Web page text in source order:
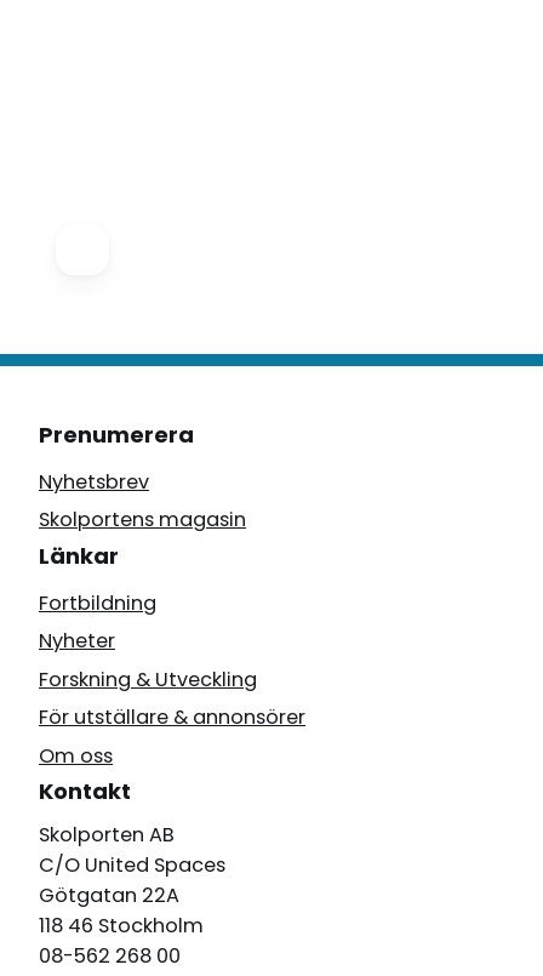
Prenumerera
Nyhetsbrev
Skolportens magasin
Länkar
Fortbildning
Nyheter
Forskning & Utveckling
För utställare & annonsörer
Om oss
Kontakt
Skolporten AB
C/O United Spaces
Götgatan 22A
118 46 Stockholm
08-562 268 00